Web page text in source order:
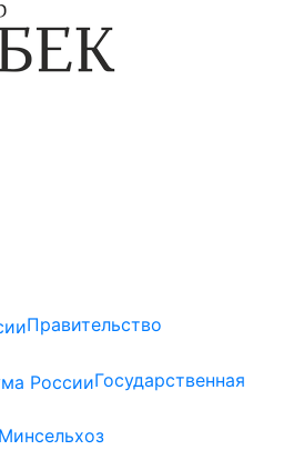
Правительство
Государственная
Минсельхоз